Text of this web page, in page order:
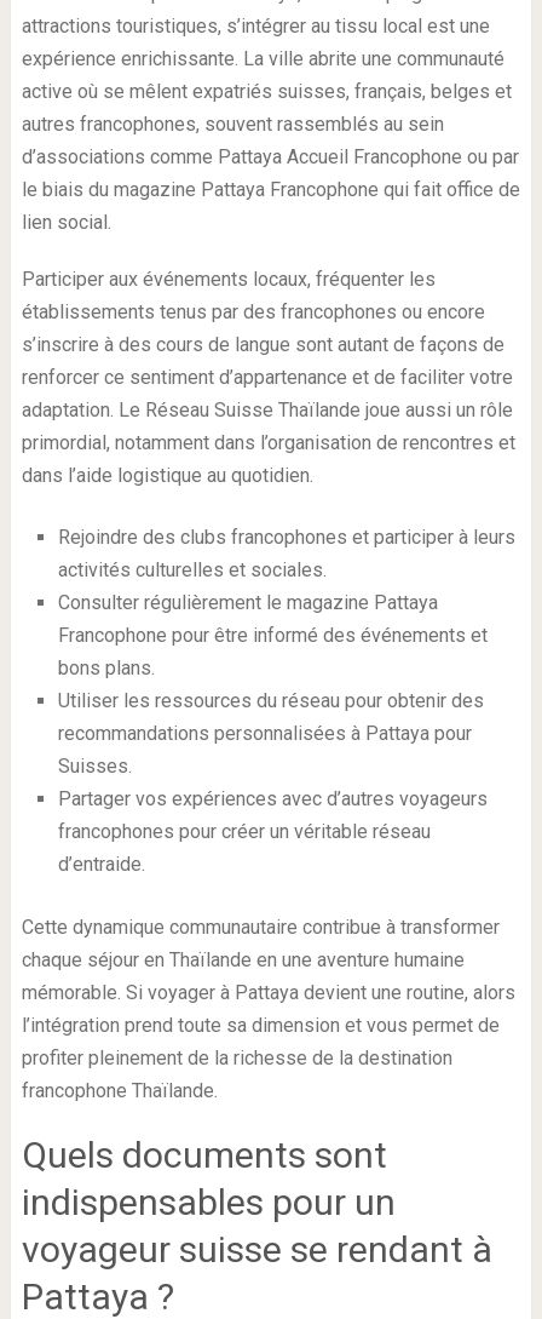
attractions touristiques, s’intégrer au tissu local est une
expérience enrichissante. La ville abrite une communauté
active où se mêlent expatriés suisses, français, belges et
autres francophones, souvent rassemblés au sein
d’associations comme Pattaya Accueil Francophone ou par
le biais du magazine Pattaya Francophone qui fait office de
lien social.
Participer aux événements locaux, fréquenter les
établissements tenus par des francophones ou encore
s’inscrire à des cours de langue sont autant de façons de
renforcer ce sentiment d’appartenance et de faciliter votre
adaptation. Le Réseau Suisse Thaïlande joue aussi un rôle
primordial, notamment dans l’organisation de rencontres et
dans l’aide logistique au quotidien.
Rejoindre des clubs francophones et participer à leurs
activités culturelles et sociales.
Consulter régulièrement le magazine Pattaya
Francophone pour être informé des événements et
bons plans.
Utiliser les ressources du réseau pour obtenir des
recommandations personnalisées à Pattaya pour
Suisses.
Partager vos expériences avec d’autres voyageurs
francophones pour créer un véritable réseau
d’entraide.
Cette dynamique communautaire contribue à transformer
chaque séjour en Thaïlande en une aventure humaine
mémorable. Si voyager à Pattaya devient une routine, alors
l’intégration prend toute sa dimension et vous permet de
profiter pleinement de la richesse de la destination
francophone Thaïlande.
Quels documents sont
indispensables pour un
voyageur suisse se rendant à
Pattaya ?